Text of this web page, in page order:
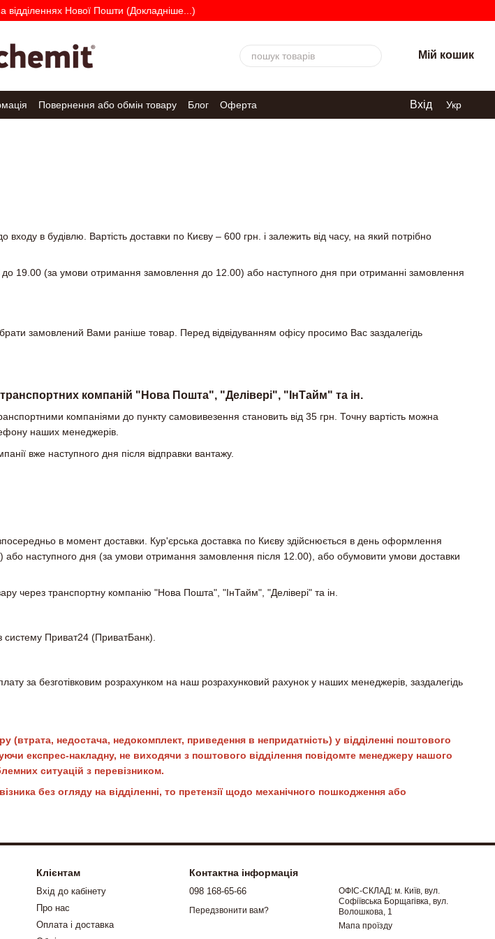
відділеннях Нової Пошти (Докладніше...)
Мій кошик
Повернення або обмін товару Блог
Оферта
Вхід Укр
в будівлю. Вартість доставки по Києву – 600 грн. і залежить від часу, на який потрібно
до 19.00 (за умови отримання замовлення до 12.00) або наступного дня при отриманні замовлення
замовлений Вами раніше товар. Перед відвідуванням офісу просимо Вас заздалегідь
компаній "Нова Пошта", "Делівері", "ІнТайм" та ін.
компаніями до пункту самовивезення становить від 35 грн. Точну вартість можна
наших менеджерів.
вже наступного дня після відправки вантажу.
в момент доставки. Кур'єрська доставка по Києву здійснюється в день оформлення
наступного дня (за умови отримання замовлення після 12.00), або обумовити умови доставки
через транспортну компанію "Нова Пошта", "ІнТайм", "Делівері" та ін.
Приват24 (ПриватБанк).
за безготівковим розрахунком на наш розрахунковий рахунок у наших менеджерів, заздалегідь
недостача, недокомплект, приведення в непридатність) у відділенні поштового
експрес-накладну, не виходячи з поштового відділення повідомте менеджеру нашого
ситуацій з перевізником.
без огляду на відділенні, то претензії щодо механічного пошкодження або
Клієнтам
Вхід до кабінету
Про нас
Оплата і доставка
Контактна інформація
098 168-65-66
Передзвонити вам?
ОФІС-СКЛАД: м. Київ, вул.
Софіївська Борщагівка, вул.
Волошкова, 1
Мапа проїзду